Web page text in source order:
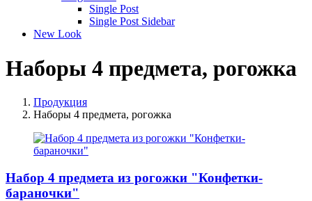
Single Post
Single Post Sidebar
New Look
Наборы 4 предмета, рогожка
Продукция
Наборы 4 предмета, рогожка
Набор 4 предмета из рогожки "Конфетки-
бараночки"